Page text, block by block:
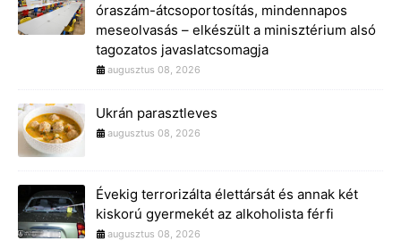
óraszám-átcsoportosítás, mindennapos
meseolvasás – elkészült a minisztérium alsó
tagozatos javaslatcsomagja
augusztus 08, 2026
Ukrán parasztleves
augusztus 08, 2026
Évekig terrorizálta élettársát és annak két
kiskorú gyermekét az alkoholista férfi
augusztus 08, 2026